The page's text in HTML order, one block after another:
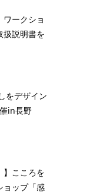
ークショ
扱説明書を
をデザイン
in長野
】こころを
ョップ「感